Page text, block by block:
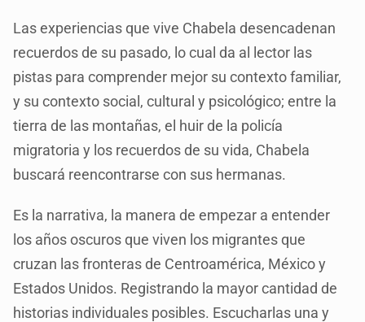
Las experiencias que vive Chabela desencadenan
recuerdos de su pasado, lo cual da al lector las
pistas para comprender mejor su contexto familiar,
y su contexto social, cultural y psicológico; entre la
tierra de las montañas, el huir de la policía
migratoria y los recuerdos de su vida, Chabela
buscará reencontrarse con sus hermanas.
Es la narrativa, la manera de empezar a entender
los años oscuros que viven los migrantes que
cruzan las fronteras de Centroamérica, México y
Estados Unidos. Registrando la mayor cantidad de
historias individuales posibles. Escucharlas una y